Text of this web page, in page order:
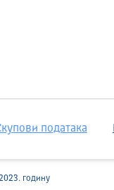
података
годину